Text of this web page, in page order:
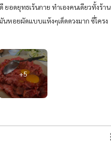
ยอดยุทธเร้นกาย ทำเองคนเดียวทั้งร้าน
หอยผัดแบบแห้งๆเด็ดดวงมาก ซี่โครง
+5